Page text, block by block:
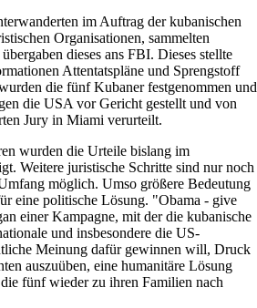
im Auftrag der kubanischen
Organisationen, sammelten
dieses ans FBI. Dieses stellte
Attentatspläne und Sprengstoff
die fünf Kubaner festgenommen und
die USA vor Gericht gestellt und von
Jury in Miami verurteilt.
wurden die Urteile bislang im
Weitere juristische Schritte sind nur noch
möglich. Umso größere Bedeutung
eine politische Lösung. "Obama - give
einer Kampagne, mit der die kubanische
und insbesondere die US-
Meinung dafür gewinnen will, Druck
auszuüben, eine humanitäre Lösung
fünf wieder zu ihren Familien nach